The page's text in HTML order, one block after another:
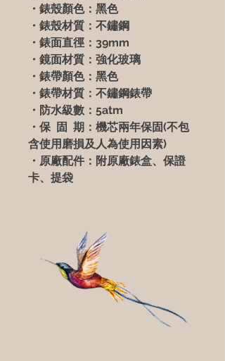
・錶殼顏色：黑色
・錶殼材質：不鏽鋼
・錶面直徑：39mm
・鏡面材質：強化玻璃
・錶帶顏色：黑色
・錶帶材質：不鏽鋼錶帶
・防水級數：5atm
・保 固 期：機芯兩年保固(不包
含使用磨損及人為使用因素)
・原廠配件：附原廠錶盒、保證
卡、提袋